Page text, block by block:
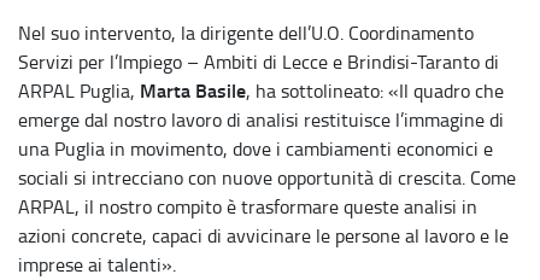
Nel suo intervento, la dirigente dell’U.O. Coordinamento
Servizi per l’Impiego – Ambiti di Lecce e Brindisi-Taranto di
ARPAL Puglia, Marta Basile, ha sottolineato: «Il quadro che
emerge dal nostro lavoro di analisi restituisce l’immagine di
una Puglia in movimento, dove i cambiamenti economici e
sociali si intrecciano con nuove opportunità di crescita. Come
ARPAL, il nostro compito è trasformare queste analisi in
azioni concrete, capaci di avvicinare le persone al lavoro e le
imprese ai talenti».